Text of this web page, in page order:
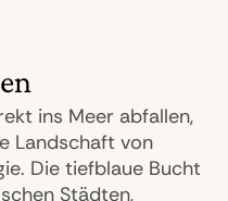
ins Meer abfallen,
Landschaft von
Die tiefblaue Bucht
Städten,